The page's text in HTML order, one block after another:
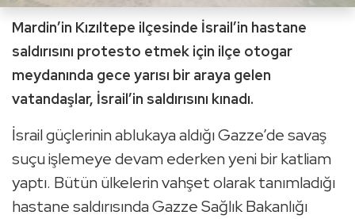
Mardin’in Kızıltepe ilçesinde İsrail’in hastane
saldırısını protesto etmek için ilçe otogar
meydanında gece yarısı bir araya gelen
vatandaşlar, İsrail’in saldırısını kınadı.
İsrail güçlerinin ablukaya aldığı Gazze’de savaş
suçu işlemeye devam ederken yeni bir katliam
yaptı. Bütün ülkelerin vahşet olarak tanımladığı
hastane saldırısında Gazze Sağlık Bakanlığı